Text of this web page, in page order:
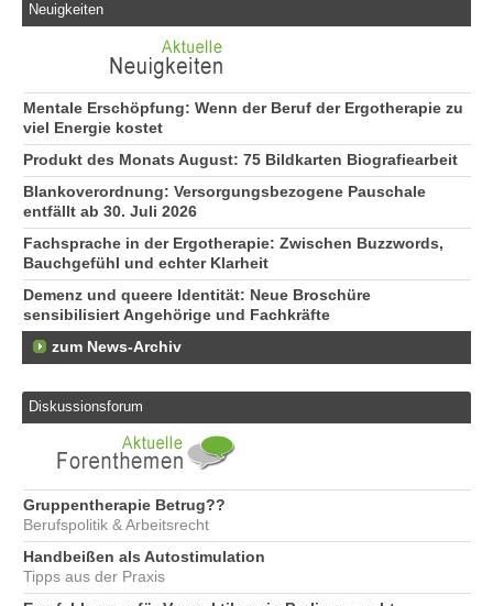
Neuigkeiten
Mentale Erschöpfung: Wenn der Beruf der Ergotherapie zu
viel Energie kostet
Produkt des Monats August: 75 Bildkarten Biografiearbeit
Blankoverordnung: Versorgungsbezogene Pauschale
entfällt ab 30. Juli 2026
Fachsprache in der Ergotherapie: Zwischen Buzzwords,
Bauchgefühl und echter Klarheit
Demenz und queere Identität: Neue Broschüre
sensibilisiert Angehörige und Fachkräfte
zum News-Archiv
Diskussionsforum
Gruppentherapie Betrug??
Berufspolitik & Arbeitsrecht
Handbeißen als Autostimulation
Tipps aus der Praxis